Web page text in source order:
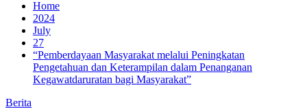
Home
2024
July
27
“Pemberdayaan Masyarakat melalui Peningkatan
Pengetahuan dan Keterampilan dalam Penanganan
Kegawatdaruratan bagi Masyarakat”
Berita